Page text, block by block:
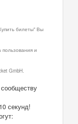
билеты" Вы
и
GmbH.
секунд!